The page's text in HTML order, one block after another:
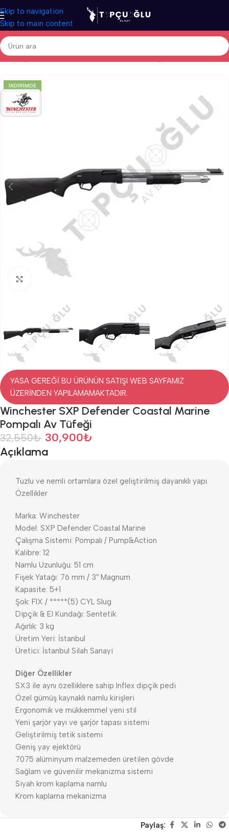
Skip to navigation
Skip to main content
Ana Sayfa/Av Tüfekleri/İthal Av Tüfekleri/Pompalı Av Tüfekleri
İNDIRIMDE
Click to enlarge
YASA GEREĞİ BU ÜRÜNÜN SATIŞI WEB SAYFAMIZ
ÜZERİNDEN YAPILAMAMAKTADIR.
Winchester SXP Defender Coastal Marine
Pompalı Av Tüfeği
32,550₺ 30,900₺
Açıklama
Tuzlu ve nemli ortamlara özel geliştirilmiş dayanıklı yapı.
Özellikler
Marka: Winchester
Model: SXP Defender Coastal Marine
Çalışma Sistemi: Pompalı / Pump&Action
Kalibre: 12
Namlu Uzunluğu: 51 cm
Fişek Yatağı: 76 mm / 3″ Magnum
Kapasite: 5+1
Şok: FIX / *****(5) CYL Slug
Dipçik & El Kundağı: Sentetik
Ağırlık: 3 kg
Üretim Yeri: İstanbul
Üretici: İstanbul Silah Sanayi
Diğer Özellikler
SX3 ile aynı özelliklere sahip Inflex dipçik pedi
Özel gümüş kaynaklı namlu kirişleri
Ergonomik ve mükkemmel yeni stil
Yeni şarjör yayı ve şarjör tapası sistemi
Geliştirilmiş tetik sistemi
Geniş yay ejektörü
7075 alüminyum malzemeden üretilen gövde
Sağlam ve güvenilir mekanizma sistemi
Siyah krom kaplama namlu
Krom kaplama mekanizma
Paylaş: